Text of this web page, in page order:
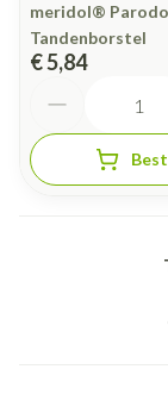
meridol®
Tandenborstel
€ 5,84